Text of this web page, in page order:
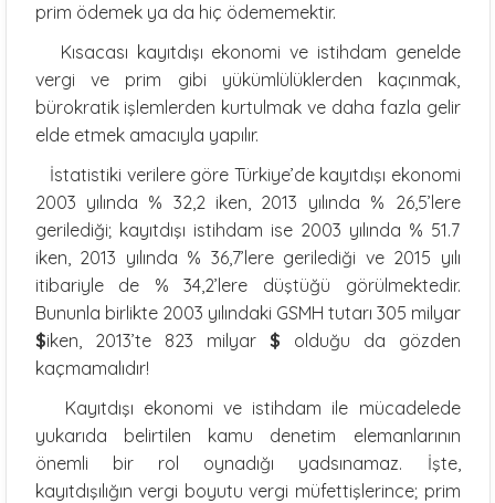
prim ödemek ya da hiç ödememektir.
Kısacası kayıtdışı ekonomi ve istihdam genelde
vergi ve prim gibi yükümlülüklerden kaçınmak,
bürokratik işlemlerden kurtulmak ve daha fazla gelir
elde etmek amacıyla yapılır.
İstatistiki verilere göre Türkiye’de kayıtdışı ekonomi
2003 yılında % 32,2 iken, 2013 yılında % 26,5’lere
gerilediği; kayıtdışı istihdam ise 2003 yılında % 51.7
iken, 2013 yılında % 36,7’lere gerilediği ve 2015 yılı
itibariyle de % 34,2’lere düştüğü görülmektedir.
Bununla birlikte 2003 yılındaki GSMH tutarı 305 milyar
$iken, 2013’te 823 milyar $ olduğu da gözden
kaçmamalıdır!
Kayıtdışı ekonomi ve istihdam ile mücadelede
yukarıda belirtilen kamu denetim elemanlarının
önemli bir rol oynadığı yadsınamaz. İşte,
kayıtdışılığın vergi boyutu vergi müfettişlerince; prim